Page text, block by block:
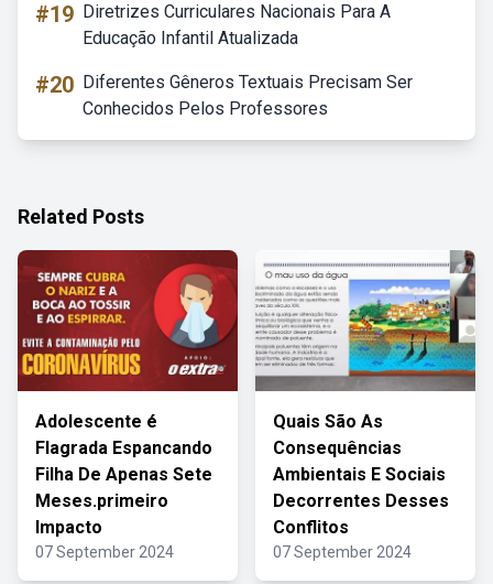
#19 Diretrizes Curriculares Nacionais Para A
Educação Infantil Atualizada
#20 Diferentes Gêneros Textuais Precisam Ser
Conhecidos Pelos Professores
Related Posts
Adolescente é
Flagrada Espancando
Filha De Apenas Sete
Meses.primeiro
Impacto
07 September 2024
Quais São As
Consequências
Ambientais E Sociais
Decorrentes Desses
Conflitos
07 September 2024